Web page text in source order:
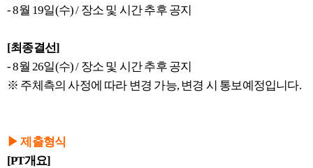
- 8월 19일(수) / 장소 및 시간 추후 공지
[최종결선]
- 8월 26일(수) / 장소 및 시간 추후 공지
※ 주체측의 사정에 따라 변경 가능, 변경 시 통보예정입니다.
▶ 제출형식
[PT개요]